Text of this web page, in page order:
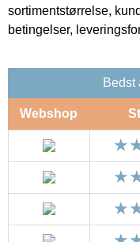
sortimentstørrelse,
betingelser,
Bedst
Webshop